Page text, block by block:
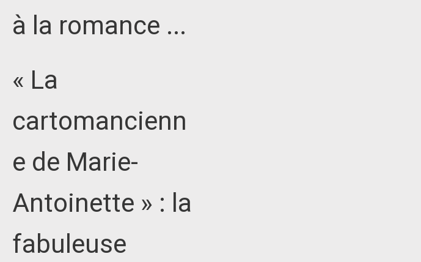
à la romance ...
« La
cartomancienn
e de Marie-
Antoinette » : la
fabuleuse